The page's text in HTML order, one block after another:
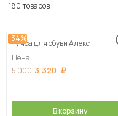
Сначала дорогие
180 товаров
-34%
Тумба для обуви Алекс
Цена
5 000 3 320
В корзину